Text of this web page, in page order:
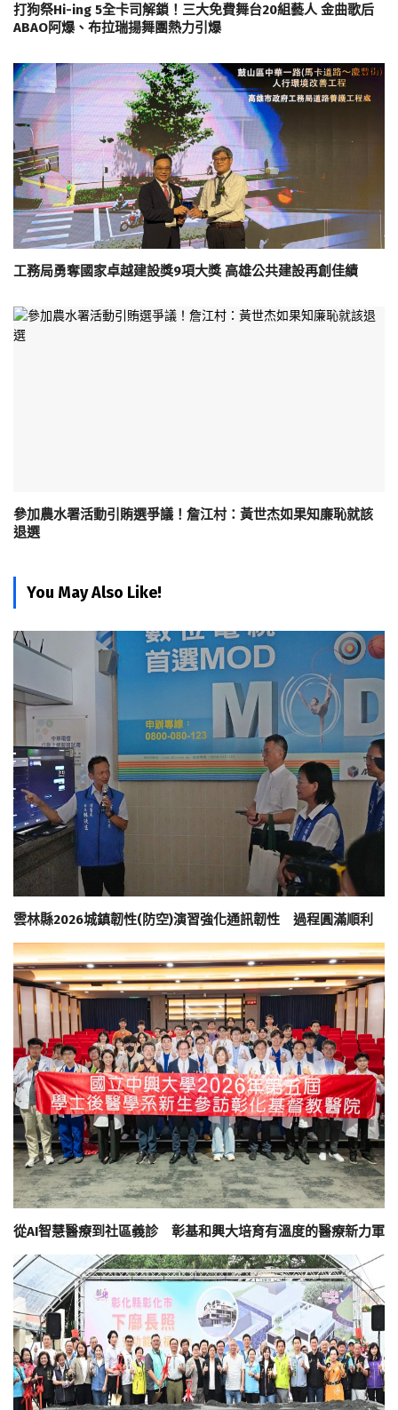
打狗祭Hi-ing 5全卡司解鎖！三大免費舞台20組藝人 金曲歌后
ABAO阿爆、布拉瑞揚舞團熱力引爆
工務局勇奪國家卓越建設獎9項大獎 高雄公共建設再創佳績
參加農水署活動引賄選爭議！詹江村：黃世杰如果知廉恥就該
退選
You May Also Like!
雲林縣2026城鎮韌性(防空)演習強化通訊韌性 過程圓滿順利
從AI智慧醫療到社區義診 彰基和興大培育有溫度的醫療新力軍